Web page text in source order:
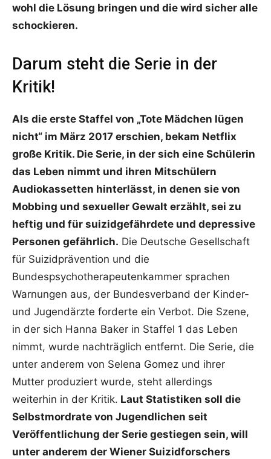
wohl die Lösung bringen und die wird sicher alle
schockieren.
Darum steht die Serie in der
Kritik!
Als die erste Staffel von „Tote Mädchen lügen
nicht“ im März 2017 erschien, bekam Netflix
große Kritik. Die Serie, in der sich eine Schülerin
das Leben nimmt und ihren Mitschülern
Audiokassetten hinterlässt, in denen sie von
Mobbing und sexueller Gewalt erzählt, sei zu
heftig und für suizidgefährdete und depressive
Personen gefährlich. Die Deutsche Gesellschaft
für Suizidprävention und die
Bundespsychotherapeutenkammer sprachen
Warnungen aus, der Bundesverband der Kinder-
und Jugendärzte forderte ein Verbot. Die Szene,
in der sich Hanna Baker in Staffel 1 das Leben
nimmt, wurde nachträglich entfernt. Die Serie, die
unter anderem von Selena Gomez und ihrer
Mutter produziert wurde, steht allerdings
weiterhin in der Kritik. Laut Statistiken soll die
Selbstmordrate von Jugendlichen seit
Veröffentlichung der Serie gestiegen sein, will
unter anderem der Wiener Suizidforschers